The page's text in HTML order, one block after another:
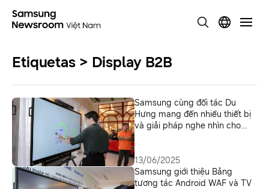
Etiquetas > Display B2B
Samsung cùng đối tác Du
Hưng mang đến nhiều thiết bị
và giải pháp nghe nhìn cho
13/06/2025
Samsung giới thiệu Bảng
tương tác Android WAF và TV